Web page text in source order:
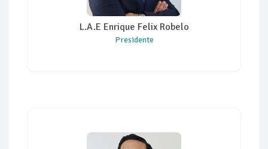
L.A.E Enrique Felix Robelo
Presidente